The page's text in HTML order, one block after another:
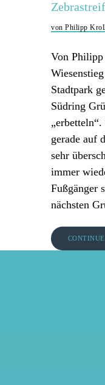
von Philipp
Von
Stadtpark
Südring
gerade auf
sehr
immer
Fußgänger
nächsten